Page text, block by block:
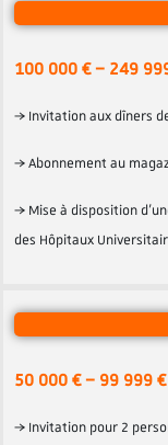
100 000 € – 249
→ Invitation aux dîners
→ Abonnement au
→ Mise à disposition
des Hôpitaux
50 000 € – 99 999 €
→ Invitation pour 2